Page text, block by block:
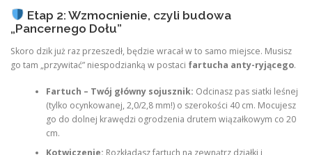
Etap 2: Wzmocnienie, czyli budowa
„Pancernego Dołu”
Skoro dzik już raz przeszedł, będzie wracał w to samo miejsce. Musisz
go tam „przywitać” niespodzianką w postaci fartucha anty-ryjącego.
Fartuch – Twój główny sojusznik: Odcinasz pas siatki leśnej
(tylko ocynkowanej, 2,0/2,8 mm!) o szerokości 40 cm. Mocujesz
go do dolnej krawędzi ogrodzenia drutem wiązałkowym co 20
cm.
Kotwiczenie: Rozkładasz fartuch na zewnątrz działki i